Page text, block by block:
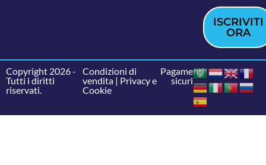
ISCRIVITI
ORA
Copyright 2026 -
Tutti i diritti
riservati.
Condizioni di
vendita| Privacy e
Cookie
Pagamenti
sicuri